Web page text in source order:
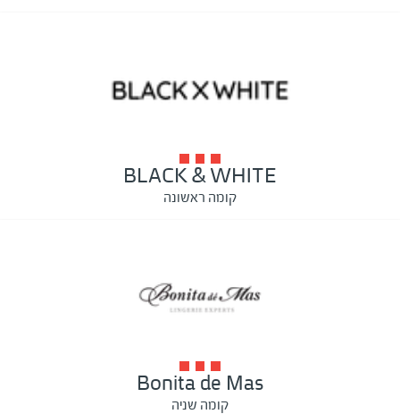
BLACK & WHITE
קומה ראשונה
Bonita de Mas
קומה שניה